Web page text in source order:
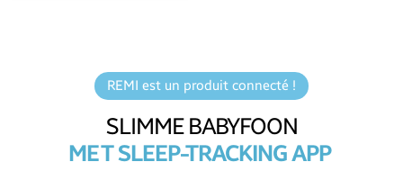
REMI est un produit connecté !
SLIMME BABYFOON
MET SLEEP-TRACKING APP